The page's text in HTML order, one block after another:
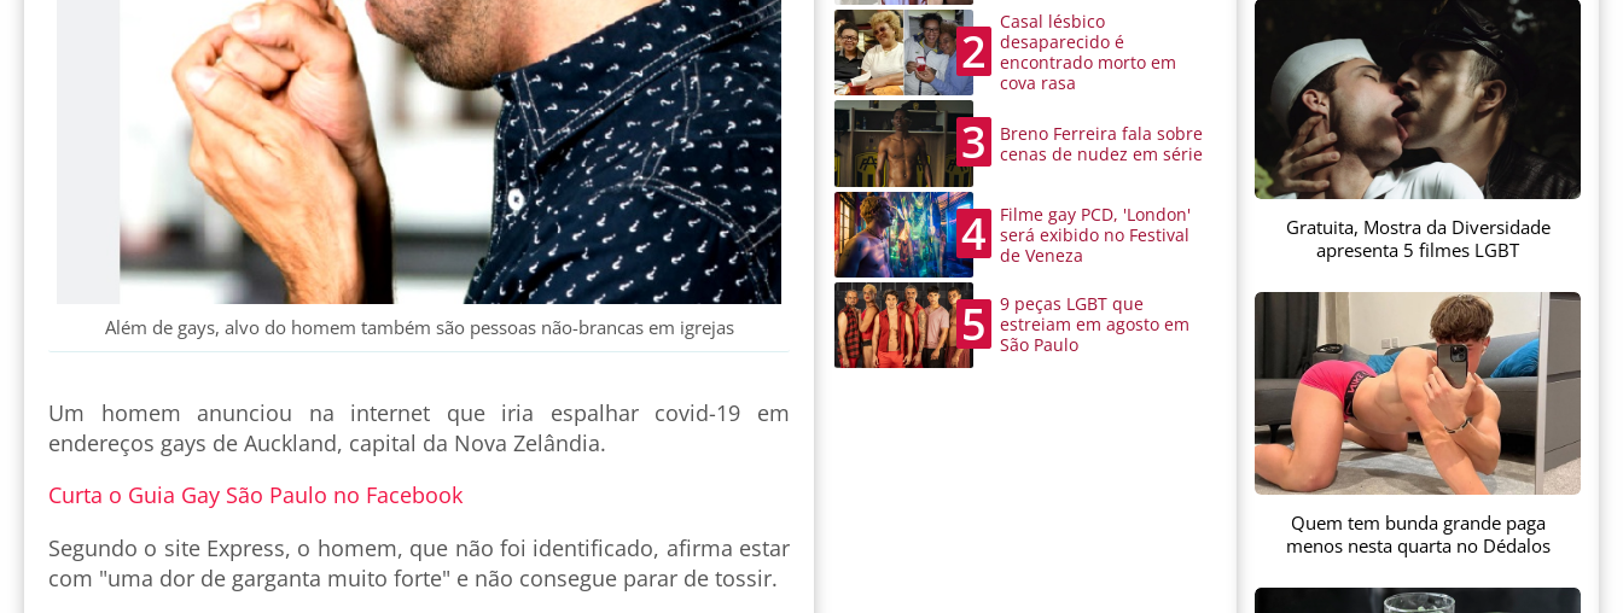
Além de gays, alvo do homem também são pessoas não-brancas em igrejas
Um homem anunciou na internet que iria espalhar covid-19 em
endereços gays de Auckland, capital da Nova Zelândia.
Curta o Guia Gay São Paulo no Facebook
Segundo o site Express, o homem, que não foi identificado, afirma estar
com "uma dor de garganta muito forte" e não consegue parar de tossir.
2
Casal lésbico
desaparecido é
encontrado morto em
cova rasa
3
Breno Ferreira fala sobre
cenas de nudez em série
4
Filme gay PCD, 'London'
será exibido no Festival
de Veneza
5
9 peças LGBT que
estreiam em agosto em
São Paulo
Gratuita, Mostra da Diversidade
apresenta 5 filmes LGBT
Quem tem bunda grande paga
menos nesta quarta no Dédalos